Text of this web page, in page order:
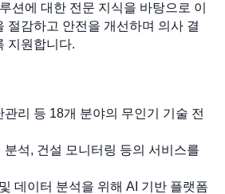
션에 대한 전문 지식을 바탕으로 이
절감하고 안전을 개선하며 의사 결
지원합니다.
관리 등 18개 분야의 무인기 기술 전
분석, 건설 모니터링 등의 서비스를
데이터 분석을 위해 AI 기반 플랫폼